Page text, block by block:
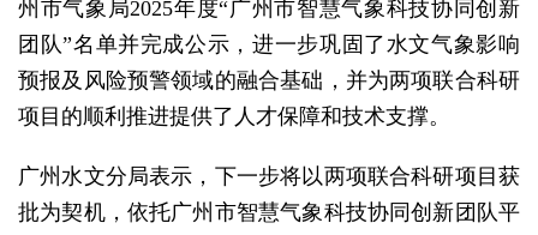
州市气象局2025年度“广州市智慧气象科技协同创新
团队”名单并完成公示，进一步巩固了水文气象影响
预报及风险预警领域的融合基础，并为两项联合科研
项目的顺利推进提供了人才保障和技术支撑。
广州水文分局表示，下一步将以两项联合科研项目获
批为契机，依托广州市智慧气象科技协同创新团队平